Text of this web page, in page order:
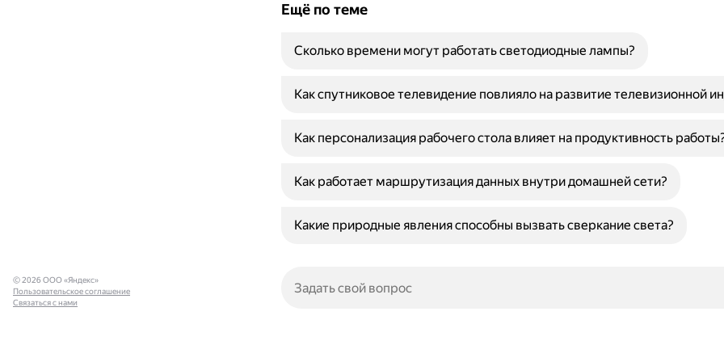
Ещё по теме
Сколько времени могут работать светодиодные лампы?
Как спутниковое телевидение повлияло на развитие телевизионной
Как персонализация рабочего стола влияет на продуктивность
Как работает маршрутизация данных внутри домашней сети?
Какие природные явления способны вызвать сверкание света?
© 2026 ООО «Яндекс»
Пользовательское соглашение
Связаться с нами